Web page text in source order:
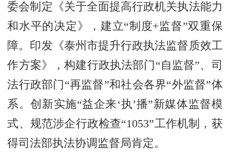
委会制定《关于全面提高行政机关执法能力
和水平的决定》，建立“制度+监督”双重保
障。印发《泰州市提升行政执法监督质效工
作方案》，构建行政执法部门“自监督”、司
法行政部门“再监督”和社会各界“外监督”体
系。创新实施“益企来‘执’播”新媒体监督模
式、规范涉企行政检查“1053”工作机制，获
得司法部执法协调监督局肯定。